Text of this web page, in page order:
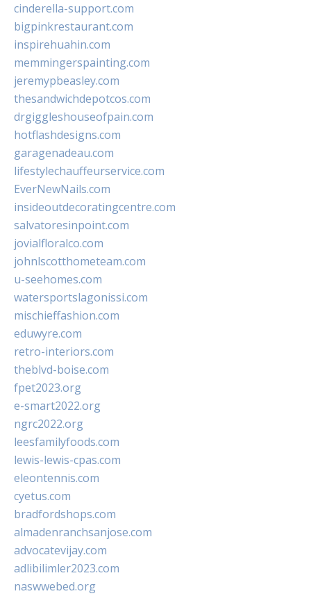
cinderella-support.com
bigpinkrestaurant.com
inspirehuahin.com
memmingerspainting.com
jeremypbeasley.com
thesandwichdepotcos.com
drgiggleshouseofpain.com
hotflashdesigns.com
garagenadeau.com
lifestylechauffeurservice.com
EverNewNails.com
insideoutdecoratingcentre.com
salvatoresinpoint.com
jovialfloralco.com
johnlscotthometeam.com
u-seehomes.com
watersportslagonissi.com
mischieffashion.com
eduwyre.com
retro-interiors.com
theblvd-boise.com
fpet2023.org
e-smart2022.org
ngrc2022.org
leesfamilyfoods.com
lewis-lewis-cpas.com
eleontennis.com
cyetus.com
bradfordshops.com
almadenranchsanjose.com
advocatevijay.com
adlibilimler2023.com
naswwebed.org